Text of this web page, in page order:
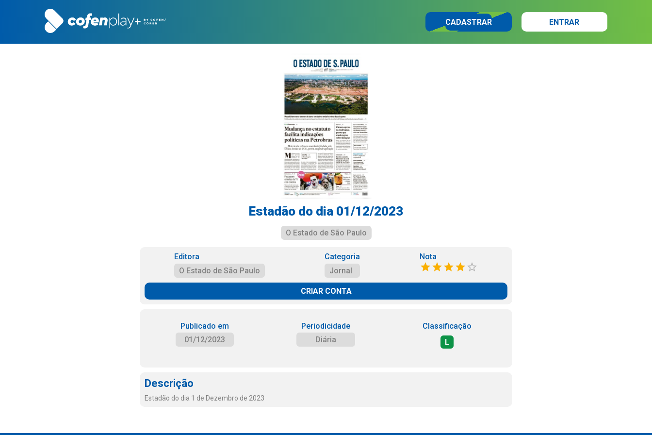
CADASTRAR ENTRAR
Estadão do dia 01/12/2023
O Estado de São Paulo
Editora
O Estado de São Paulo
Categoria
Jornal
Nota
CRIAR CONTA
Publicado em
01/12/2023
Periodicidade
Diária
Classificação
L
Descrição
Estadão do dia 1 de Dezembro de 2023